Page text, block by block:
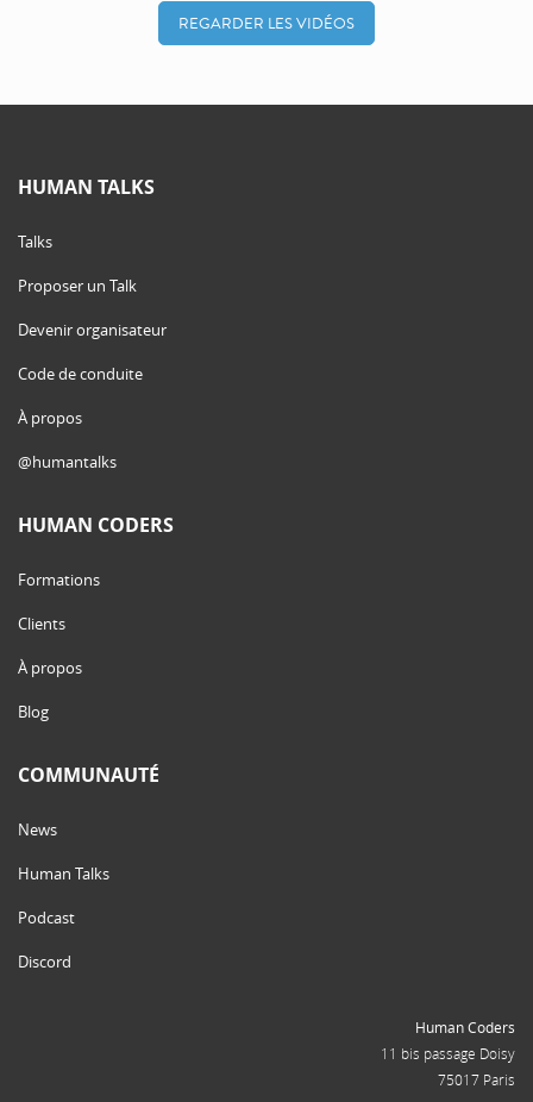
REGARDER LES VIDÉOS
HUMAN TALKS
Talks
Proposer un Talk
Devenir organisateur
Code de conduite
À propos
@humantalks
HUMAN CODERS
Formations
Clients
À propos
Blog
COMMUNAUTÉ
News
Human Talks
Podcast
Discord
Human Coders
11 bis passage Doisy
75017 Paris